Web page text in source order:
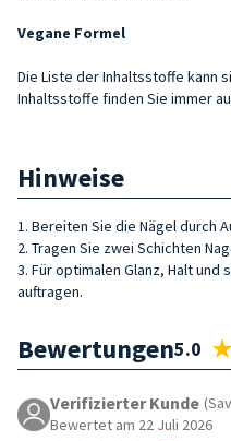
Vegane Formel
Die Liste der Inhaltsstoffe kann
Inhaltsstoffe finden Sie immer
Hinweise
1. Bereiten Sie die Nägel durch
2. Tragen Sie zwei Schichten
3. Für optimalen Glanz, Halt und
auftragen.
Bewertungen5.0
Verifizierter Kunde
Bewertet am 22 Juli 2026